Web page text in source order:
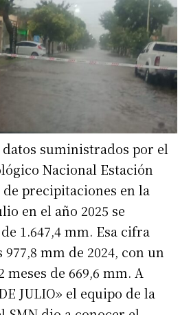
datos suministrados por el
Nacional Estación
precipitaciones en la
en el año 2025 se
1.647,4 mm. Esa cifra
mm de 2024, con un
de 669,6 mm. A
JULIO» el equipo de la